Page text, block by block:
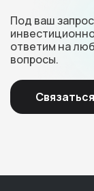
Под ваш
ответим на
вопросы.